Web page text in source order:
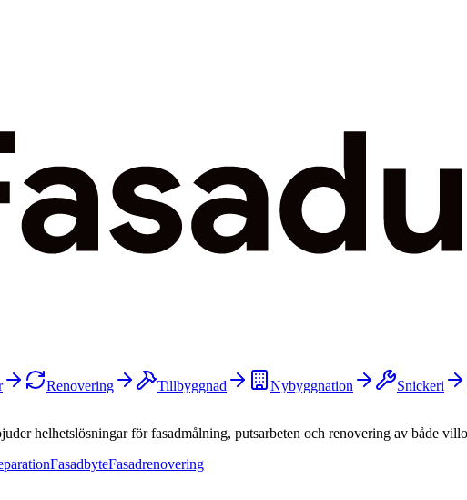
Renovering Tillbyggnad Nybyggnation Snickeri
helhetslösningar för fasadmålning, putsarbeten och renovering av både
FasadbyteFasadrenovering